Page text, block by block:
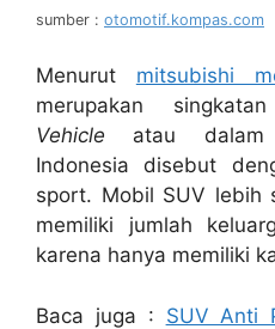
sumber : otomotif.kompas.com
Menurut mitsubishi
merupakan
Vehicle atau dalam
Indonesia disebut
sport. Mobil SUV lebih
memiliki jumlah
karena hanya memiliki
Baca juga : SUV Anti